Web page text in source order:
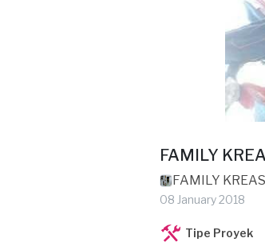
FAMILY
FAMILY
08 January 2018
Tipe Proyek